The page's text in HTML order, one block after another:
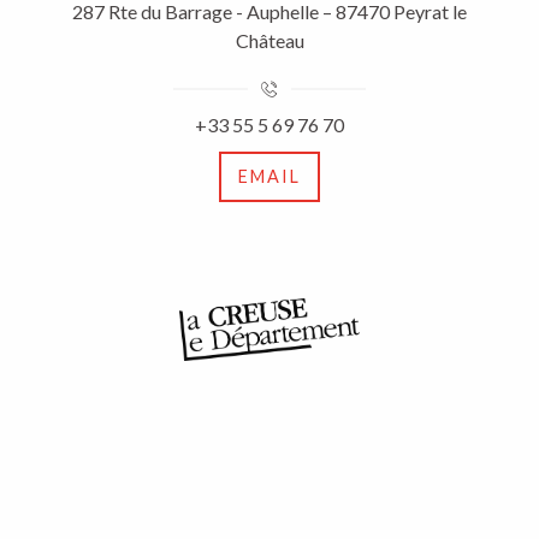
287 Rte du Barrage - Auphelle – 87470 Peyrat le
Château
+33 55 5 69 76 70
EMAIL